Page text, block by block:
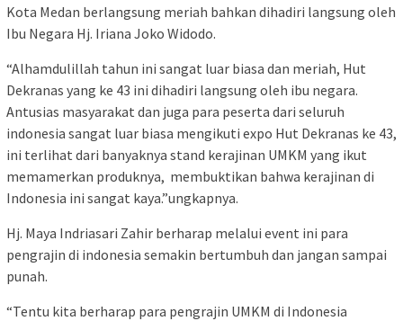
Kota Medan berlangsung meriah bahkan dihadiri langsung oleh
Ibu Negara Hj. Iriana Joko Widodo.
“Alhamdulillah tahun ini sangat luar biasa dan meriah, Hut
Dekranas yang ke 43 ini dihadiri langsung oleh ibu negara.
Antusias masyarakat dan juga para peserta dari seluruh
indonesia sangat luar biasa mengikuti expo Hut Dekranas ke 43,
ini terlihat dari banyaknya stand kerajinan UMKM yang ikut
memamerkan produknya, membuktikan bahwa kerajinan di
Indonesia ini sangat kaya.”ungkapnya.
Hj. Maya Indriasari Zahir berharap melalui event ini para
pengrajin di indonesia semakin bertumbuh dan jangan sampai
punah.
“Tentu kita berharap para pengrajin UMKM di Indonesia